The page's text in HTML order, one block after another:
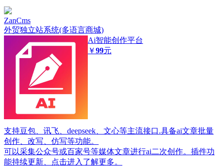
ZanCms
外贸独立站系统(多语言商城)
Ai智能创作平台
￥99元
支持豆包、讯飞、deepseek、文心等主流接口.具备ai文章批量
创作、改写、仿写等功能。
可以采集公众号或百家号等媒体文章进行ai二次创作。插件功
能持续更新、点击进入了解更多。